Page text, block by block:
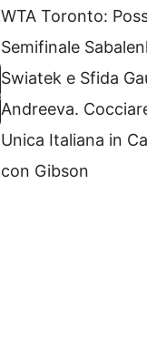
WTA Toronto:
Semifinale
Swiatek e Sfida
Andreeva.
Unica Italiana in
con Gibson